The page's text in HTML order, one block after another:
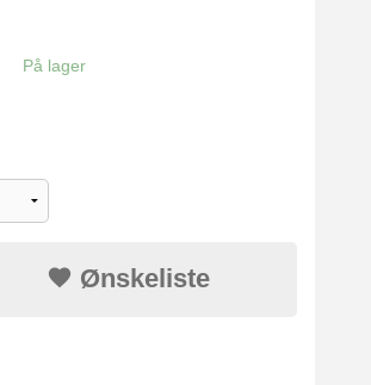
På lager
Ønskeliste